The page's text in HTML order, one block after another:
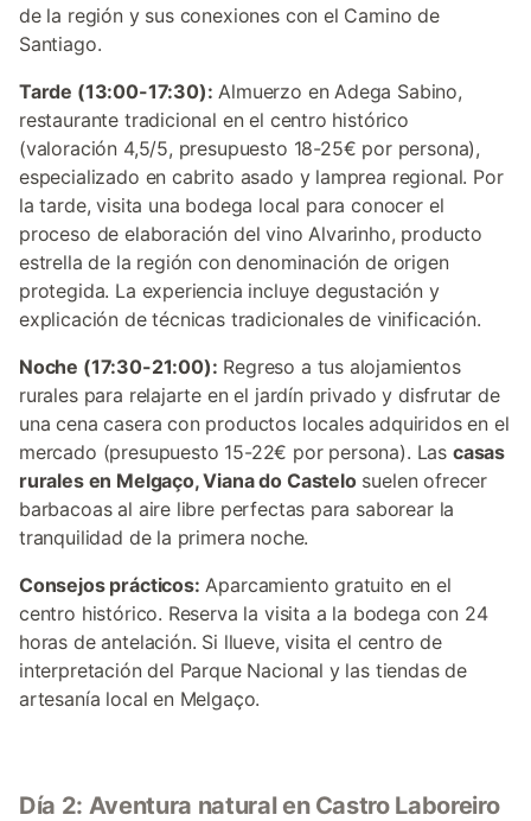
de la región y sus conexiones con el Camino de
Santiago.
Tarde (13:00-17:30): Almuerzo en Adega Sabino,
restaurante tradicional en el centro histórico
(valoración 4,5/5, presupuesto 18-25€ por persona),
especializado en cabrito asado y lamprea regional. Por
la tarde, visita una bodega local para conocer el
proceso de elaboración del vino Alvarinho, producto
estrella de la región con denominación de origen
protegida. La experiencia incluye degustación y
explicación de técnicas tradicionales de vinificación.
Noche (17:30-21:00): Regreso a tus alojamientos
rurales para relajarte en el jardín privado y disfrutar de
una cena casera con productos locales adquiridos en el
mercado (presupuesto 15-22€ por persona). Las casas
rurales en Melgaço, Viana do Castelosuelen ofrecer
barbacoas al aire libre perfectas para saborear la
tranquilidad de la primera noche.
Consejos prácticos: Aparcamiento gratuito en el
centro histórico. Reserva la visita a la bodega con 24
horas de antelación. Si llueve, visita el centro de
interpretación del Parque Nacional y las tiendas de
artesanía local en Melgaço.
Día 2: Aventura natural en Castro Laboreiro